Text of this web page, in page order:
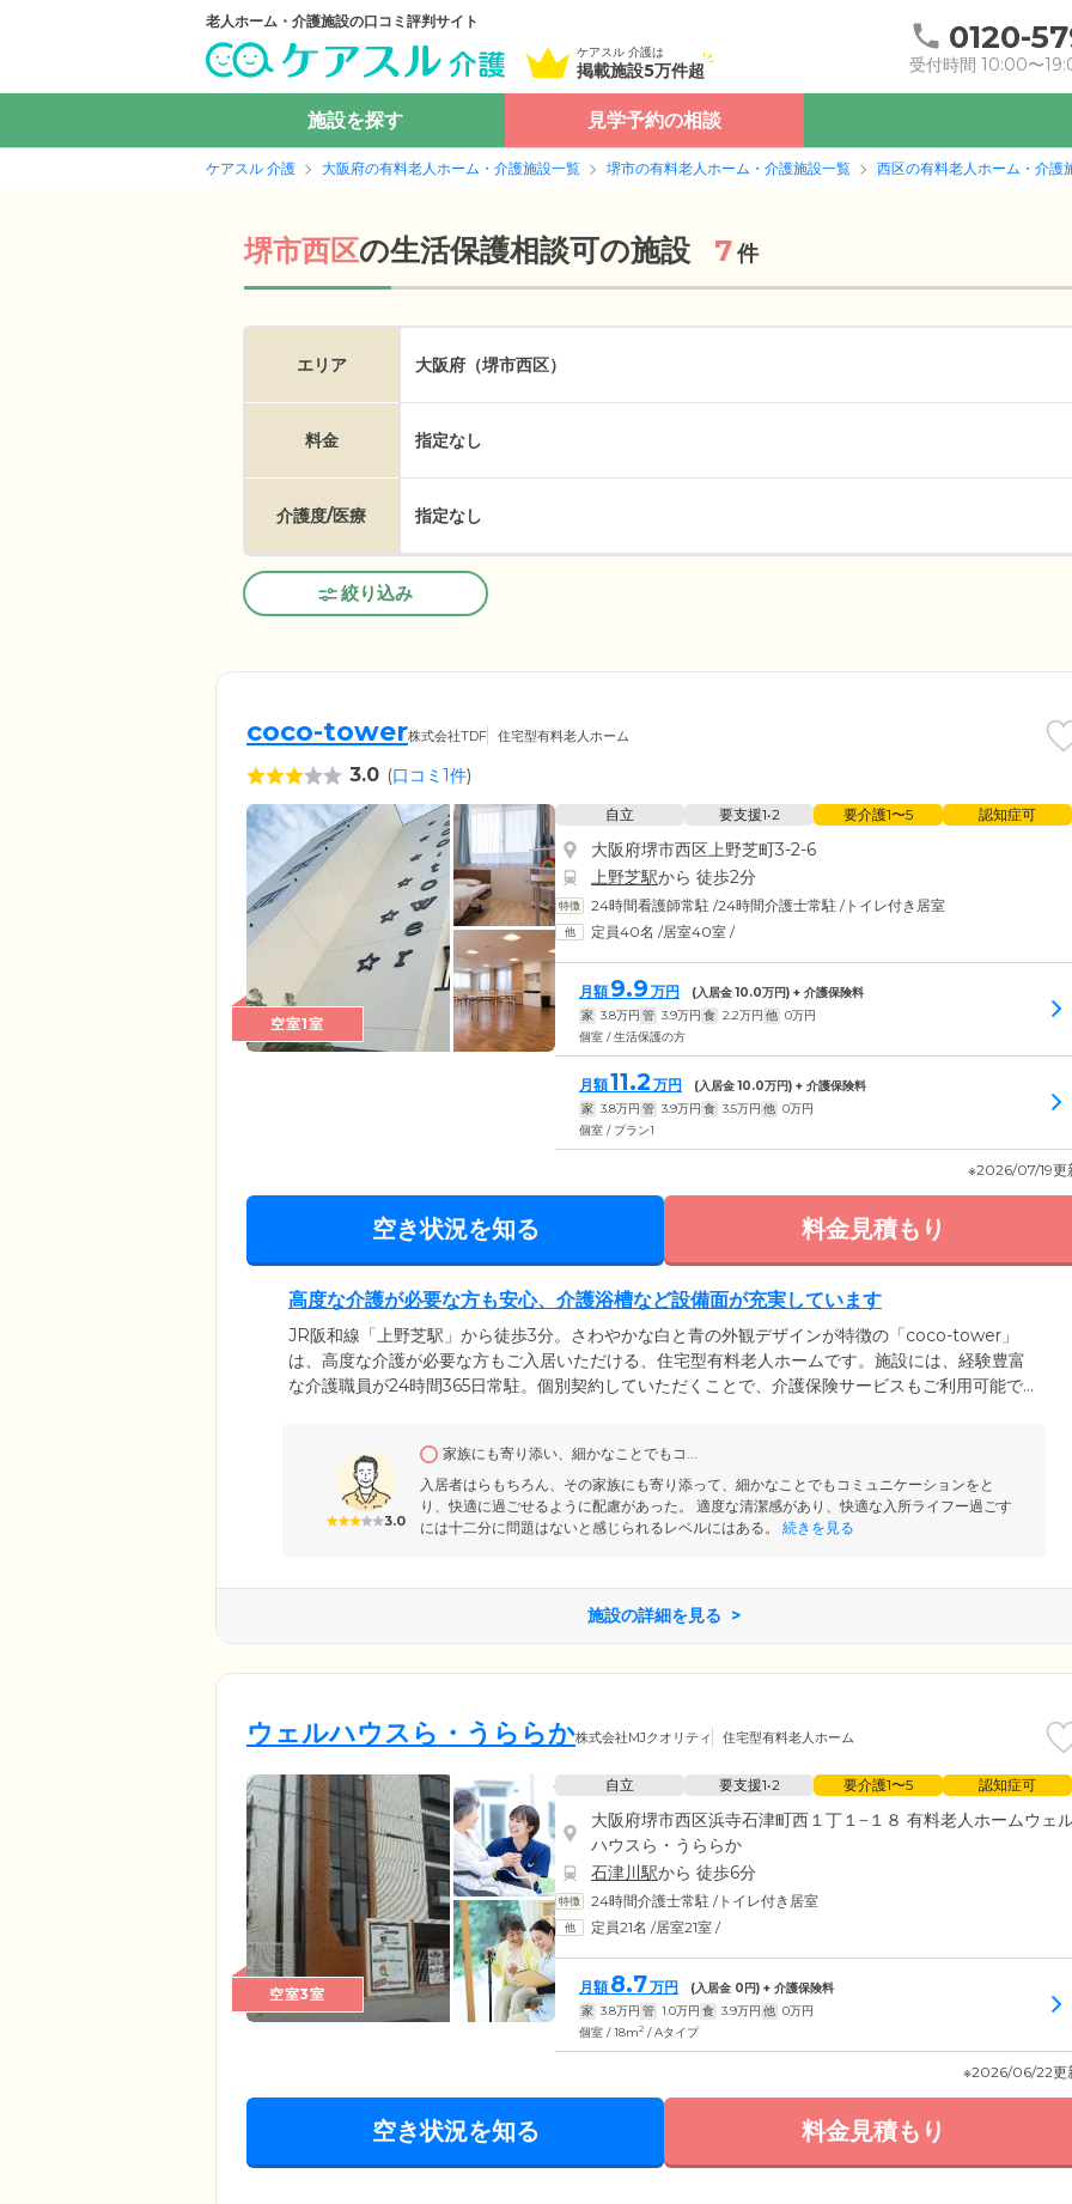
老人ホーム・介護施設の口コミ評判サイト
ケアスル 介護は
掲載施設5万件超
0120-
受付時間 10:00〜
施設を探す 見学予約の相談
ケアスル 介護 大阪府の有料老人ホーム・介護施設一覧 堺市の有料老人ホーム・介護施設一覧 西区の有料老人ホーム・介護
堺市西区の生活保護相談可の施設 7件
エリア 大阪府（堺市西区）
料金 指定なし
介護度/医療 指定なし
絞り込み
coco-tower株式会社TDF 住宅型有料老人ホーム
3.0 (口コミ1件)
空室1室
自立 要支援1•2 要介護1〜5 認知症可
大阪府堺市西区上野芝町3-2-6
上野芝駅から 徒歩2分
24時間看護師常駐 /24時間介護士常駐 /トイレ付き居室
定員40名 /居室40室 /
月額 9.9 万円 (入居金10.0万円) + 介護保険料
家 3.8万円 管 3.9万円 食 2.2万円 他 0万円
個室 / 生活保護の方
月額11.2 万円 (入居金10.0万円) + 介護保険料
家 3.8万円 管 3.9万円 食 3.5万円 他 0万円
個室 / プラン1
※2026/07/19更
空き状況を知る 料金見積もり
高度な介護が必要な方も安心、介護浴槽など設備面が充実しています
JR阪和線「上野芝駅」から徒歩3分。さわやかな白と青の外観デザインが特徴の「coco-tower」
は、高度な介護が必要な方もご入居いただける、住宅型有料老人ホームです。施設には、経験豊富
な介護職員が24時間365日常駐。個別契約していただくことで、介護保険サービスもご利用可能で
できる介護浴槽を完備。廊下やトイレなど、各所に手すりを配置しました。ご入居者様がスムーズ
で安全に介護ケアが受けられるよう、設備面も充実しています。
3.0
家族にも寄り添い、細かなことでもコ...
入居者はらもちろん、その家族にも寄り添って、細かなことでもコミュニケーションをと
り、快適に過ごせるように配慮があった。 適度な清潔感があり、快適な入所ライフー過ごす
には十二分に問題はないと感じられるレベルにはある。
続きを見る
施設の詳細を見る
ウェルハウスら・うららか株式会社MJクオリティ 住宅型有料老人ホーム
空室3室
自立 要支援1•2 要介護1〜5 認知症可
大阪府堺市西区浜寺石津町西１丁１−１８ 有料老人ホームウェ
ハウスら・うららか
石津川駅から 徒歩6分
24時間介護士常駐 /トイレ付き居室
定員21名 /居室21室 /
月額 8.7万円 (入居金 0円) + 介護保険料
家 3.8万円 管 1.0万円 食 3.9万円 他 0万円
個室 / 18m2 / Aタイプ
※2026/06/22更
空き状況を知る 料金見積もり